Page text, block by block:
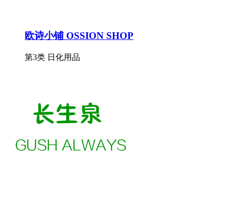
欧诗小铺 OSSION SHOP
第3类 日化用品